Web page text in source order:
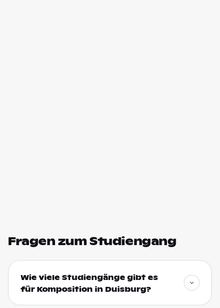
Fragen zum Studiengang
Wie viele Studiengänge gibt es
für Komposition in Duisburg?